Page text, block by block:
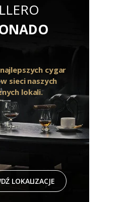
cygar
sieci naszych
lokali.
LOKALIZACJE